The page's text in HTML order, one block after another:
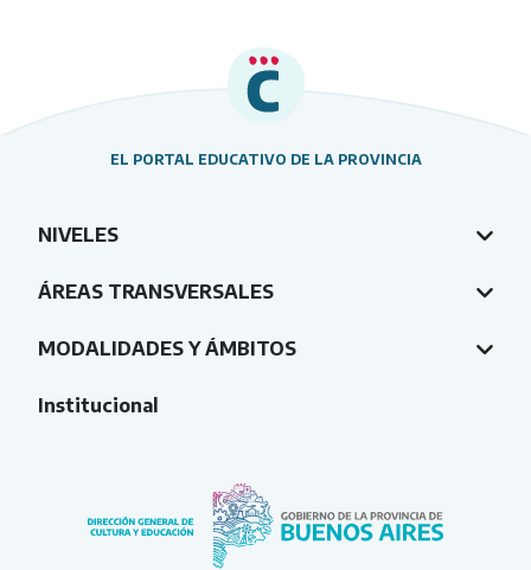
EL PORTAL EDUCATIVO DE LA PROVINCIA
NIVELES
ÁREAS TRANSVERSALES
MODALIDADES Y ÁMBITOS
Institucional